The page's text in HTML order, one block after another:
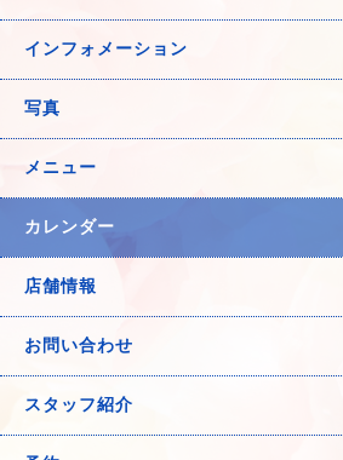
インフォメーション
写真
メニュー
カレンダー
店舗情報
お問い合わせ
スタッフ紹介